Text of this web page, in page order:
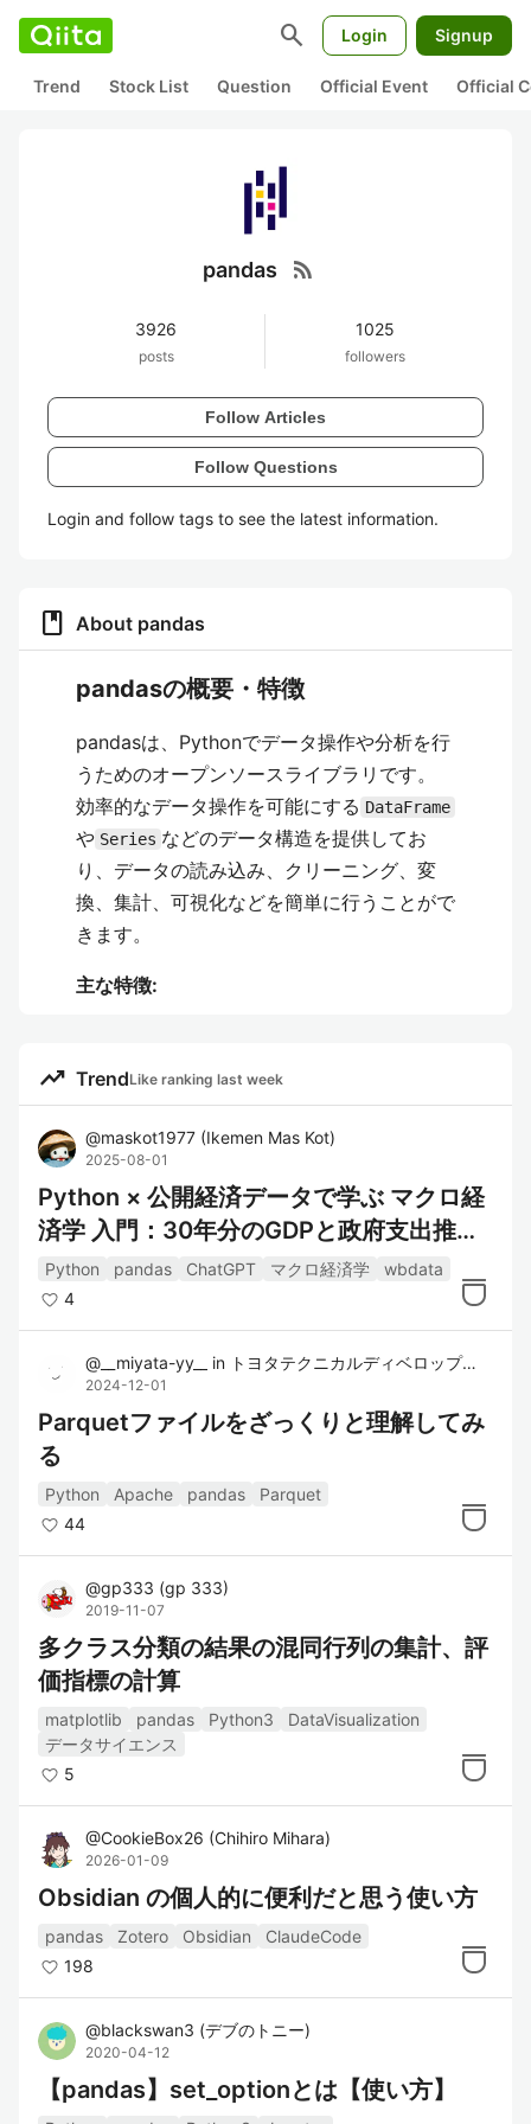
search Login Signup
Trend Stock List Question Official Event Official
pandas rss_feed
3926
posts
1025
followers
Follow Articles
Follow Questions
Login and follow tags to see the latest information.
book About pandas
pandasの概要・特徴
pandasは、Pythonでデータ操作や分析を行
うためのオープンソースライブラリです。
効率的なデータ操作を可能にする DataFrame
や Series などのデータ構造を提供してお
り、データの読み込み、クリーニング、変
換、集計、可視化などを簡単に行うことがで
きます。
主な特徴:
構造で、行と列を持つ表形式のデータを
操作可能。SQLやExcelに類似した操作が
可能。
データの読み書き
ータベース、JSON、HDF5など、さまざ
まな形式のデータを読み書き可能。
データ操作機能: フィルタリング、並べ
ど、データの変換や操作が簡単に行え
る。
統合された時間系列機能
系列データの処理や操作に強力な機能を
析が容易。
pandas公式サイト
メントやチュートリアル、APIリファレ
ンスが提供されている。
pandas Documentation: pandasの詳細
なAPIリファレンスや、データ操作に関
pandas GitHubリポジトリ: pandasのソ
ースコードや最新の開発状況を確認でき
関連タグ
DataFrame
データ分析
データサイエンス
trending_up TrendLike ranking last week
@maskot1977 (Ikemen Mas Kot)
2025-08-01
Python × 公開経済データで学ぶ マクロ経
済学 入門：30年分のGDPと政府支出推移
を日本と米国で比較
Python pandas ChatGPT マクロ経済学
wbdata
4
@ __miyata-yy__ in トヨタテクニカルディベロップメント株式会社
2024-12-01
Parquetファイルをざっくりと理解してみ
る
Python Apache pandas
Parquet
44
@gp333 (gp 333)
2019-11-07
多クラス分類の結果の混同行列の集計、評
価指標の計算
matplotlib pandas Python3
DataVisualization
データサイエンス
5
@CookieBox26 (Chihiro Mihara)
2026-01-09
Obsidian の個人的に便利だと思う使い方
pandas Zotero Obsidian
ClaudeCode
198
@blackswan3 (デブのトニー)
2020-04-12
【pandas】set_optionとは【使い方】